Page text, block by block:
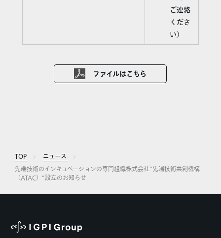
ご連絡
くださ
い）
ファイルはこちら
TOP
ニュース
先端技術のインキュベーションの専門組織株式会社“先端技術共創機構
（ATAC）”設立のお知らせ